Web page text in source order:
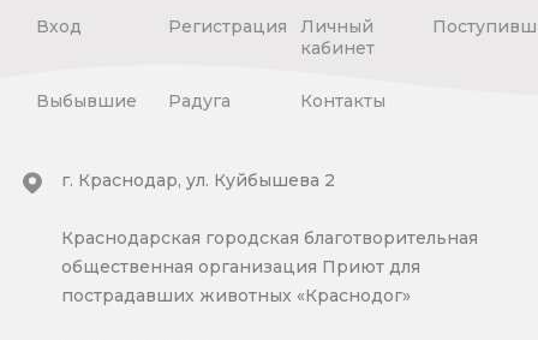
Вход Регистрация
Личный
кабинет
Выбывшие Радуга Контакты
г. Краснодар, ул. Куйбышева 2
Краснодарская городская благотворительная
общественная организация Приют для
пострадавших животных «Краснодог»